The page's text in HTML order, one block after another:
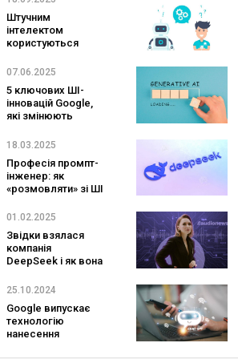
Штучним
інтелектом
користуються
українців: які
— опитування
07.06.2025
5 ключових ШІ-
інновацій Google,
які змінюють
2025-му
18.03.2025
Професія промпт-
інженер: як
«розмовляти» зі ШІ
це шестизначні
01.02.2025
Звідки взялася
компанія
DeepSeek і як вона
здобула світову
25.10.2024
Google випускає
технологію
нанесення